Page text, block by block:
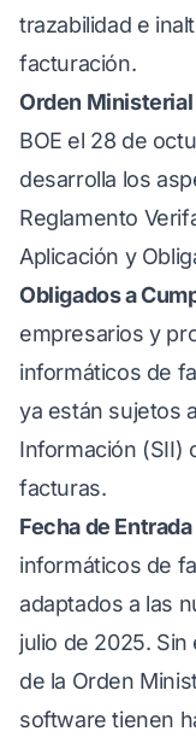
trazabilidad e
facturación.
Orden Ministerial
BOE el 28 de
desarrolla los
Reglamento
Aplicación y
Obligados a
empresarios y
informáticos de
ya están sujetos
Información (SII)
facturas.
Fecha de
informáticos de
adaptados a las
julio de 2025.
de la Orden
software tienen